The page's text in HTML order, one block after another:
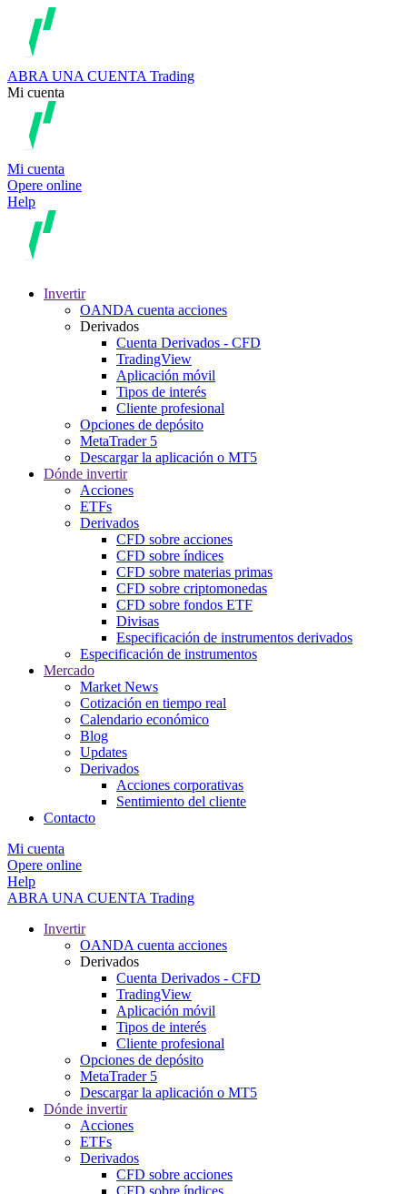
ABRA UNA CUENTA Trading
Mi cuenta
Mi cuenta
Opere online
Help
Invertir
OANDA cuenta acciones
Derivados
Cuenta Derivados - CFD
TradingView
Aplicación móvil
Tipos de interés
Cliente profesional
Opciones de depósito
MetaTrader 5
Descargar la aplicación o MT5
Dónde invertir
Acciones
ETFs
Derivados
CFD sobre acciones
CFD sobre índices
CFD sobre materias primas
CFD sobre criptomonedas
CFD sobre fondos ETF
Divisas
Especificación de instrumentos derivados
Especificación de instrumentos
Mercado
Market News
Cotización en tiempo real
Calendario económico
Blog
Updates
Derivados
Acciones corporativas
Sentimiento del cliente
Contacto
Mi cuenta
Opere online
Help
ABRA UNA CUENTA Trading
Invertir
OANDA cuenta acciones
Derivados
Cuenta Derivados - CFD
TradingView
Aplicación móvil
Tipos de interés
Cliente profesional
Opciones de depósito
MetaTrader 5
Descargar la aplicación o MT5
Dónde invertir
Acciones
ETFs
Derivados
CFD sobre acciones
CFD sobre índices